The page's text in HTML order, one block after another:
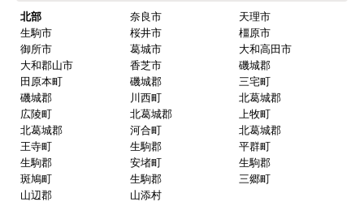
北部 奈良市
天理市
生駒市
桜井市
橿原市
御所市
葛城市
大和高田市
大和郡山市
香芝市
磯城郡
田原本町
磯城郡
三宅町
磯城郡
川西町
北葛城郡
広陵町
北葛城郡
上牧町
北葛城郡
河合町
北葛城郡
王寺町
生駒郡
平群町
生駒郡
安堵町
生駒郡
斑鳩町
生駒郡
三郷町
山辺郡
山添村